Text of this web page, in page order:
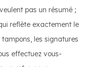
pas un résumé ;
reflète exactement le
les signatures
effectuez vous-